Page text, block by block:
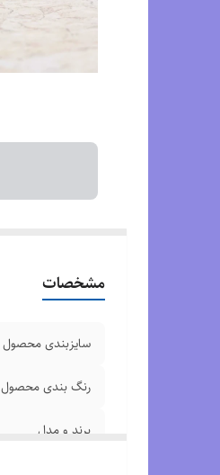
مشخصات
سایزبندی محصول
رنگ بندی محصول
برند و مدل